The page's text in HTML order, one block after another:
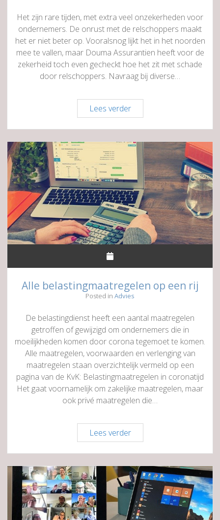
Het zijn rare tijden, met extra veel onzekerheden voor
ondernemers. De onrust met de relschoppers maakt
het er niet beter op. Vooralsnog lijkt het in het noorden
mee te vallen, maar Douma Assurantien heeft voor de
zekerheid toch even gecheckt hoe het zit met schade
door relschoppers. Navraag bij diverse…
Lees verderVerzekerd
tegen
relschoppers?
Alle belastingmaatregelen op een rij
Posted in Advies
De belastingdienst heeft een aantal maatregelen
getroffen of gewijzigd om ondernemers die in
moeilijkheden komen door corona tegemoet te komen.
Alle maatregelen, voorwaarden en verlenging van
maatregelen staan overzichtelijk vermeld op een
pagina van de KvK: Belastingmaatregelen in coronatijd
Het gaat voornamelijk om zakelijke maatregelen, maar
ook privé maatregelen die…
Lees verderAlle
belastingmaatregelen
op
een
rij